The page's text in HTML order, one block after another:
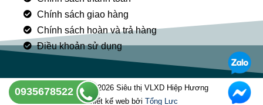
Chính sách giao hàng
Chính sách hoàn và trả hàng
Điều khoản sử dụng
Copyright © 2026 Siêu thị VLXD Hiệp Hương
Thiết kế web bởi Tổng Lưc
0935678522